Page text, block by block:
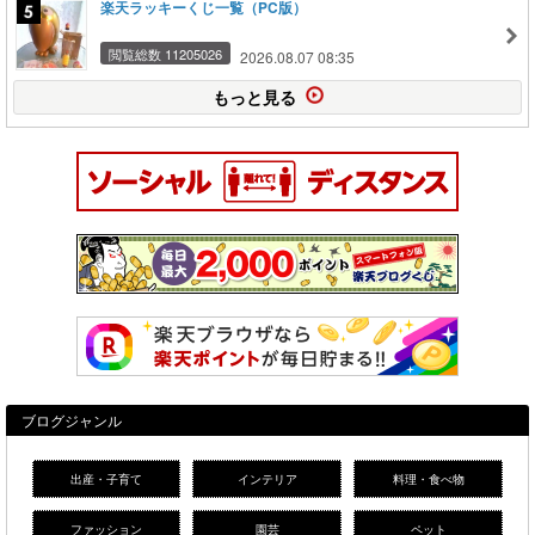
楽天ラッキーくじ一覧（PC版）
閲覧総数 11205026 2026.08.07 08:35
もっと見る
ブログジャンル
出産・子育て インテリア 料理・食べ物
ファッション 園芸 ペット